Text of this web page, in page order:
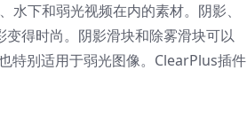
下和弱光视频在内的素材。阴影、
得时尚。阴影滑块和除雾滑块可以
特别适用于弱光图像。ClearPlus插件